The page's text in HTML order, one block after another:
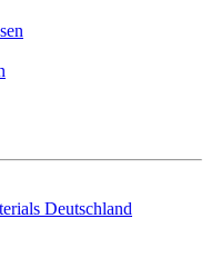
Deutschland